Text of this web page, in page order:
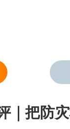
｜把防